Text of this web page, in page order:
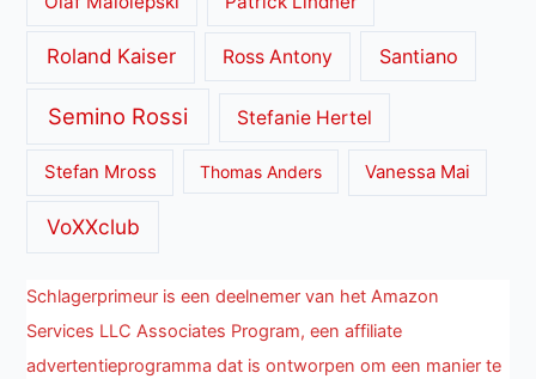
Roland Kaiser Ross Antony Santiano
Semino Rossi Stefanie Hertel
Stefan Mross Thomas Anders Vanessa Mai
VoXXclub
Schlagerprimeur is een deelnemer van het Amazon
Services LLC Associates Program, een affiliate
advertentieprogramma dat is ontworpen om een manier te